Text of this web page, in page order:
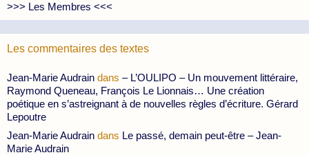
>>> Les Membres <<<
Les commentaires des textes
Jean-Marie Audrain dans – L’OULIPO – Un mouvement littéraire,
Raymond Queneau, François Le Lionnais… Une création
poétique en s’astreignant à de nouvelles règles d’écriture. Gérard
Lepoutre
Jean-Marie Audrain dans Le passé, demain peut-être – Jean-
Marie Audrain